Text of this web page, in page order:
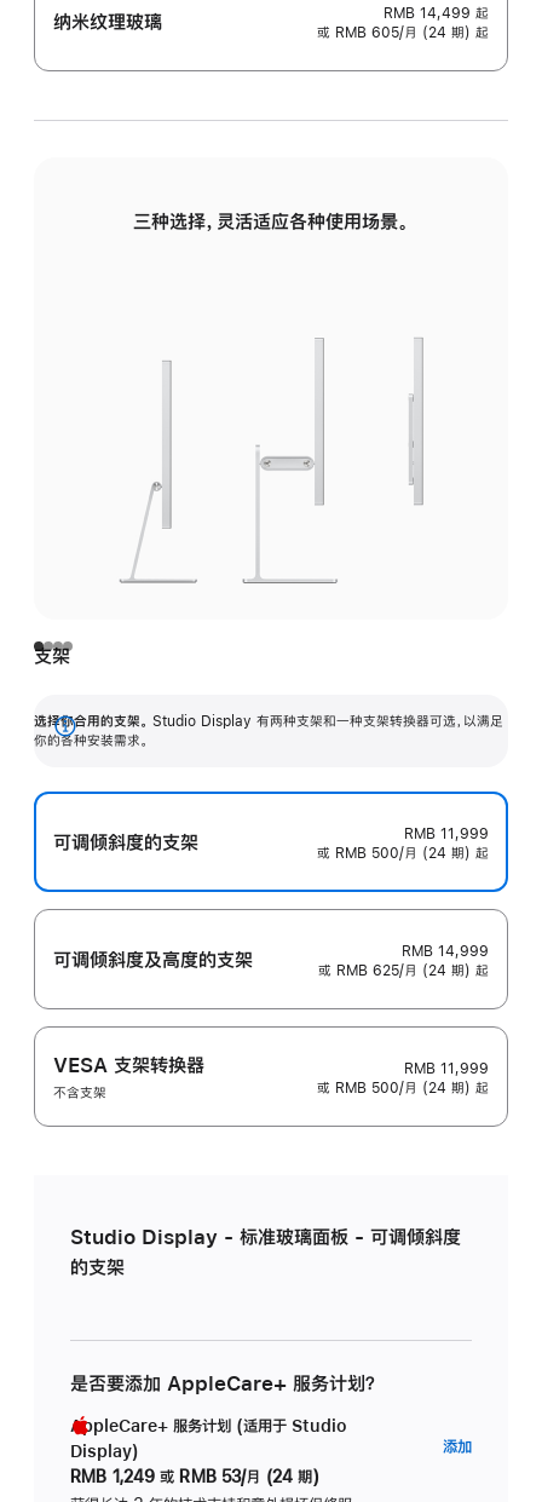
纳米纹理玻璃 RMB 14,499 起
或 RMB 605/月 (24 期) 起
三种选择，灵活适应各种使用场景。
支架
选择你合用的支架。 Studio Display 有两种支架和一种支架转换器可选，以满足
你的各种安装需求。
展
可调倾斜度的支架
RMB 11,999
或 RMB 500/月 (24 期) 起
可调倾斜度及高‍度的支‍架
RMB 14,999
或 RMB 625/月 (24 期) 起
VESA 支架转换器
不含支架
RMB 11,999
或 RMB 500/月 (24 期) 起
Studio Display - 标准玻璃面板 - 可调倾斜度
的支架
是否要添加 AppleCare+ 服务计划？
AppleCare+ 服务计划 (适用于 Studio
Display)
RMB 1,249 或 RMB 53/月 (24 期)
添加